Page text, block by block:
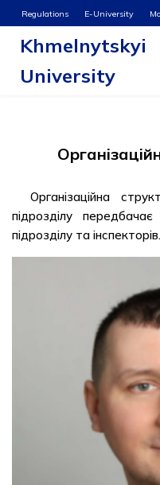
Skip
content
Regulations E-University
University
Організаційна
підрозділу
підрозділу та